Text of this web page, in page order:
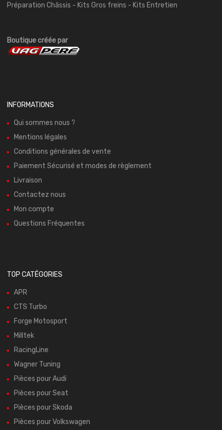
Préparation Châssis - Kits Gros freins - Kits Entretien
Boutique créée par
INFORMATIONS
Qui sommes nous ?
Mentions légales
Conditions générales de vente
Paiement Sécurisé et modes de règlement
Livraison
Contactez nous
Mon compte
Questions Fréquentes
TOP CATÉGORIES
APR
CTS Turbo
Forge Motosport
Milltek
RacingLine
Wagner Tuning
Pièces pour Audi
Pièces pour Seat
Pièces pour Skoda
Pièces pour Volkswagen